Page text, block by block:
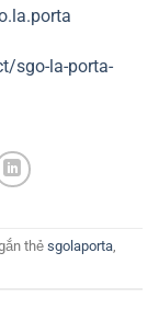
sgo-la-porta-
thẻsgolaporta,